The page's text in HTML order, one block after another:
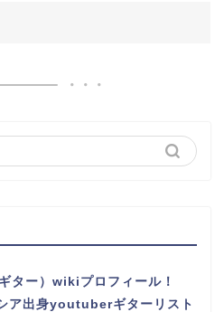
ター）wikiプロフィール！
ア出身youtuberギターリスト